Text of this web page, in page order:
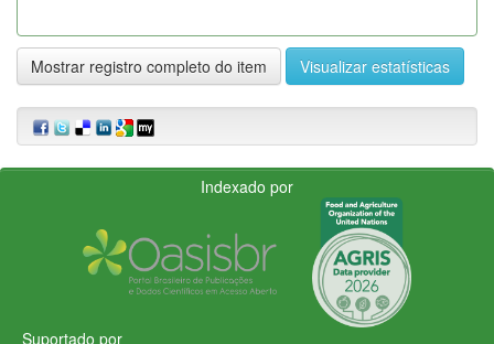
Mostrar registro completo do item Visualizar estatísticas
Indexado por
Suportado por